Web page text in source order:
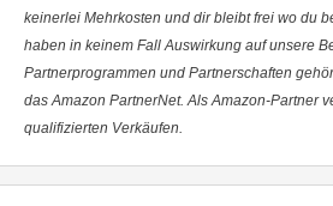
keinerlei Mehrkosten und dir bleibt frei wo du
haben in keinem Fall Auswirkung auf unsere
Partnerprogrammen und Partnerschaften
das Amazon PartnerNet. Als Amazon-Partner
qualifizierten Verkäufen.